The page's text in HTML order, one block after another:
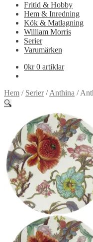
Fritid & Hobby
Hem & Inredning
Kök & Matlagning
William Morris
Serier
Varumärken
0kr 0 artiklar
Hem / Serier/Anthina /
🔍